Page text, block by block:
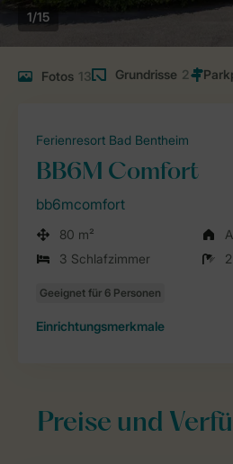
1/15
Fotos 13 Grundrisse 2
Ferienresort Bad Bentheim
BB6M Comfort
bb6mcomfort
80 m²
3 Schlafzimmer
Einrichtungsmerkmale
Preise und